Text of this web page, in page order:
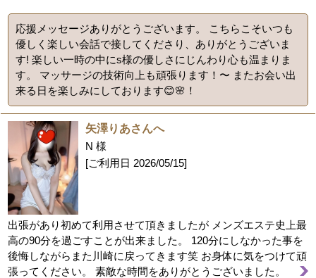
応援メッセージありがとうございます。 こちらこそいつも
優しく楽しい会話で接してくださり、ありがとうございま
す! 楽しい一時の中にs様の優しさにじんわり心も温まりま
す。 マッサージの技術向上も頑張ります！〜 またお会い出
来る日を楽しみにしております😊🌸！
矢澤りあさんへ
N 様
[ご利用日 2026/05/15]
出張があり初めて利用させて頂きましたが メンズエステ史上最
高の90分を過ごすことが出来ました。 120分にしなかった事を
後悔しながらまた川崎に戻ってきます笑 お身体に気をつけて頑
張ってください。 素敵な時間をありがとうございました。